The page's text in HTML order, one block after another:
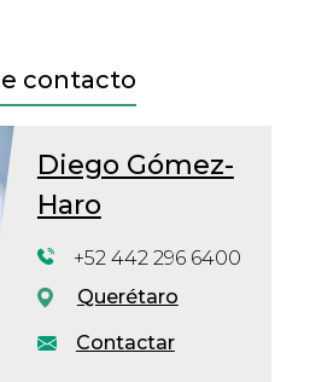
contacto
Diego Gómez-
Haro
Contactar
+52 442 296 6400
Querétaro